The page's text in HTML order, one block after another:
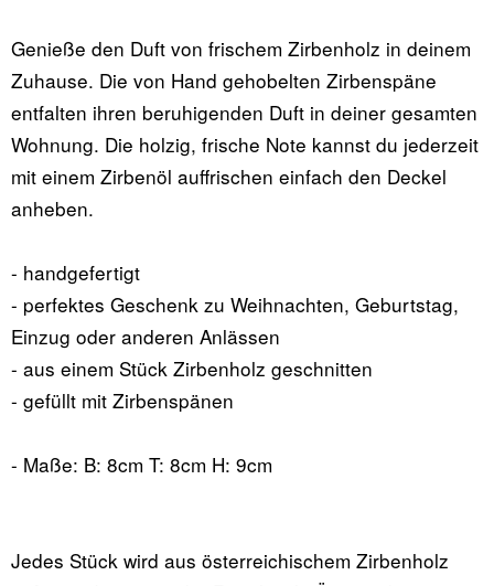
Genieße den Duft von frischem Zirbenholz in deinem
Zuhause. Die von Hand gehobelten Zirbenspäne
entfalten ihren beruhigenden Duft in deiner gesamten
Wohnung. Die holzig, frische Note kannst du jederzeit
mit einem Zirbenöl auffrischen einfach den Deckel
anheben.
- handgefertigt
- perfektes Geschenk zu Weihnachten, Geburtstag,
Einzug oder anderen Anlässen
- aus einem Stück Zirbenholz geschnitten
- gefüllt mit Zirbenspänen
- Maße: B: 8cm T: 8cm H: 9cm
Jedes Stück wird aus österreichischem Zirbenholz